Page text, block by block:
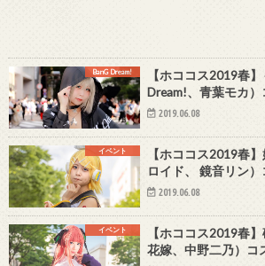
BanG Dream!
【ホココス2019春
Dream!、青葉モカ
2019.06.08
イベント
【ホココス2019春
ロイド、 鏡音リン
2019.06.08
イベント
【ホココス2019春
花嫁、中野二乃）コ